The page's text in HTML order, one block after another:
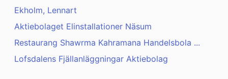
Ekholm, Lennart
Aktiebolaget Elinstallationer Näsum
Restaurang Shawrma Kahramana Handelsbola ...
Lofsdalens Fjällanläggningar Aktiebolag